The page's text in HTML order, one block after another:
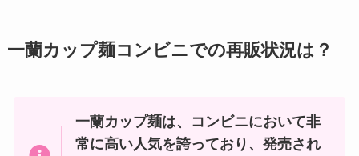
一蘭カップ麺コンビニでの再販状況は？
一蘭カップ麺は、コンビニにおいて非
常に高い人気を誇っており、発売され